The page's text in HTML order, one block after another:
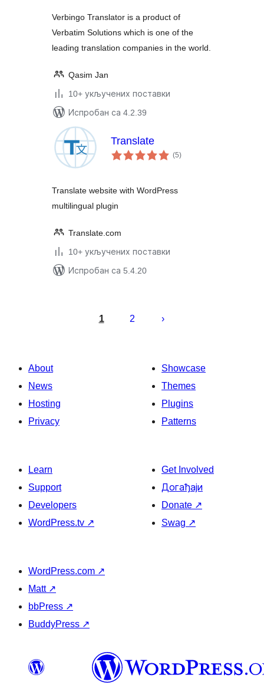
Verbingo Translator is a product of
Verbatim Solutions which is one of the
leading translation companies in the world.
Qasim Jan
10+ укључених поставки
Испробан са 4.2.39
Translate
(5укупних
оцена
)
Translate website with WordPress
multilingual plugin
Translate.com
10+ укључених поставки
Испробан са 5.4.20
чланака
1 2
About
News
Hosting
Privacy
Showcase
Themes
Plugins
Patterns
Learn
Support
Developers
WordPress.tv ↗
Get Involved
Догађаји
Donate ↗
Swag ↗
WordPress.com ↗
Matt ↗
bbPress ↗
BuddyPress ↗